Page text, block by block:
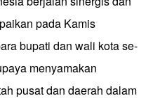
pada Kamis
bupati dan wali kota se-
menyamakan
pusat dan daerah dalam